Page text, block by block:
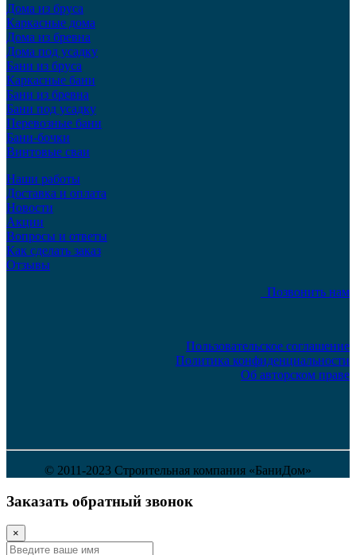
Дома из бруса
Каркасные дома
Дома из бревна
Дома под усадку
Бани из бруса
Каркасные бани
Бани из бревна
Бани под усадку
Перевозные бани
Бани-бочки
Винтовые сваи
Наши работы
Доставка и оплата
Новости
Акции
Вопросы и ответы
Как сделать заказ
Отзывы
Позвонить нам
Пользовательское соглашение
Политика конфиденциальности
Об авторском праве
© 2011-2023 Строительная компания «БаниДом»
Заказать обратный звонок
×